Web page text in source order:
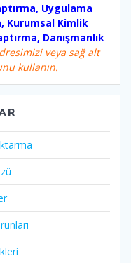
Uygulama
Kurumsal Kimlik
Danışmanlık
veya sağ alt
kullanın.